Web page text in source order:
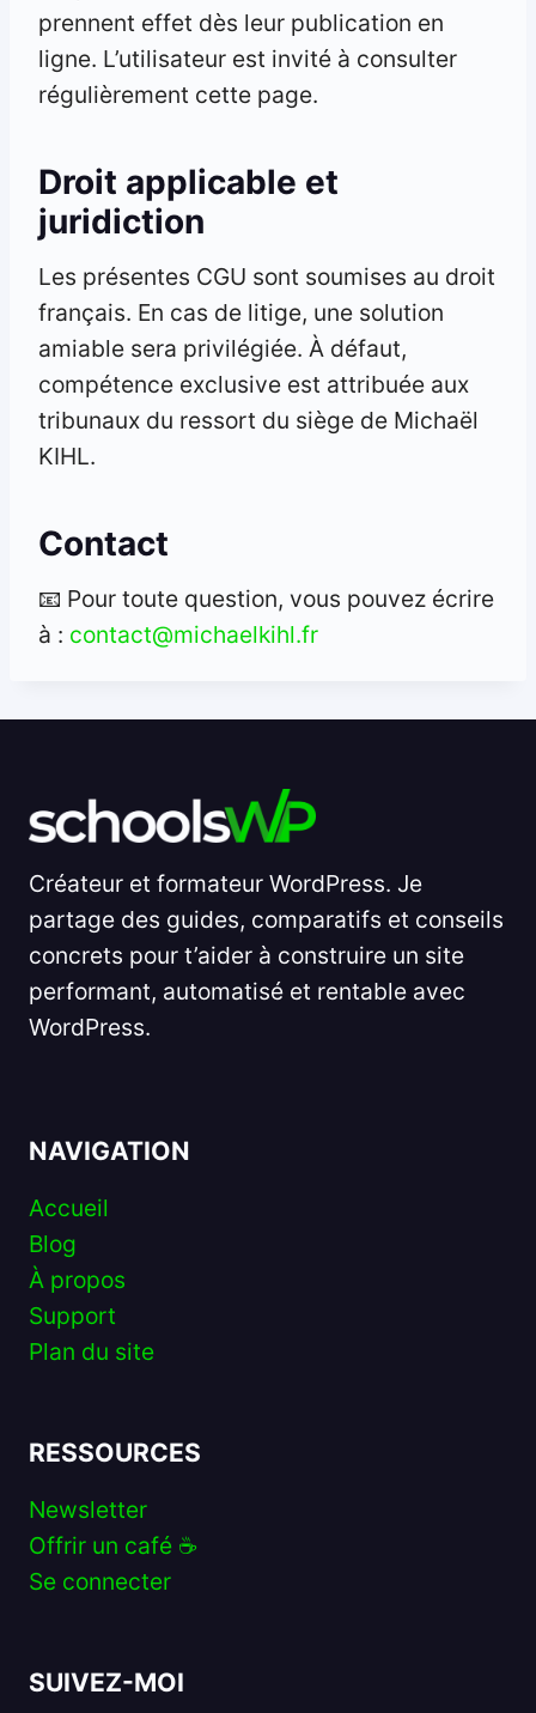
prennent effet dès leur publication en
ligne. L’utilisateur est invité à consulter
régulièrement cette page.
Droit applicable et
juridiction
Les présentes CGU sont soumises au droit
français. En cas de litige, une solution
amiable sera privilégiée. À défaut,
compétence exclusive est attribuée aux
tribunaux du ressort du siège de Michaël
KIHL.
Contact
📧 Pour toute question, vous pouvez écrire
à : contact@michaelkihl.fr
Créateur et formateur WordPress. Je
partage des guides, comparatifs et conseils
concrets pour t’aider à construire un site
performant, automatisé et rentable avec
WordPress.
NAVIGATION
Accueil
Blog
À propos
Support
Plan du site
RESSOURCES
Newsletter
Offrir un café ☕️
Se connecter
SUIVEZ-MOI